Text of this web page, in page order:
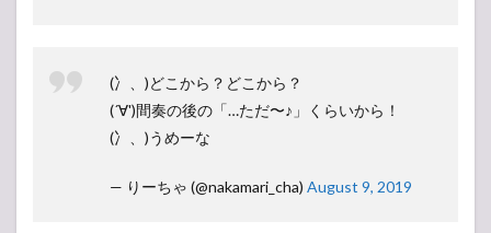
(冫、)どこから？どこから？
(´∀')間奏の後の「…ただ〜♪」くらいから！
(冫、)うめーな
— りーちゃ (@nakamari_cha) August 9, 2019